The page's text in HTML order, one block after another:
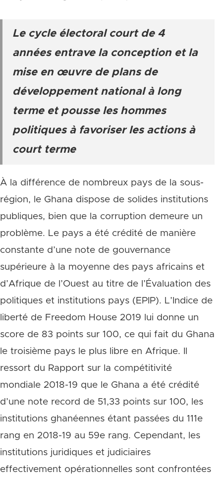
Le cycle électoral court de 4
années entrave la conception et la
mise en œuvre de plans de
développement national à long
terme et pousse les hommes
politiques à favoriser les actions à
court terme
À la différence de nombreux pays de la sous-
région, le Ghana dispose de solides institutions
publiques, bien que la corruption demeure un
problème. Le pays a été crédité de manière
constante d’une note de gouvernance
supérieure à la moyenne des pays africains et
d’Afrique de l’Ouest au titre de l’Évaluation des
politiques et institutions pays (EPIP). L’Indice de
liberté de Freedom House 2019 lui donne un
score de 83 points sur 100, ce qui fait du Ghana
le troisième pays le plus libre en Afrique. Il
ressort du Rapport sur la compétitivité
mondiale 2018-19 que le Ghana a été crédité
d’une note record de 51,33 points sur 100, les
institutions ghanéennes étant passées du 111e
rang en 2018-19 au 59e rang. Cependant, les
institutions juridiques et judiciaires
effectivement opérationnelles sont confrontées